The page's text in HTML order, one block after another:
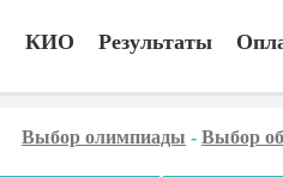
КИО Результаты
Выбор олимпиады - Выбор